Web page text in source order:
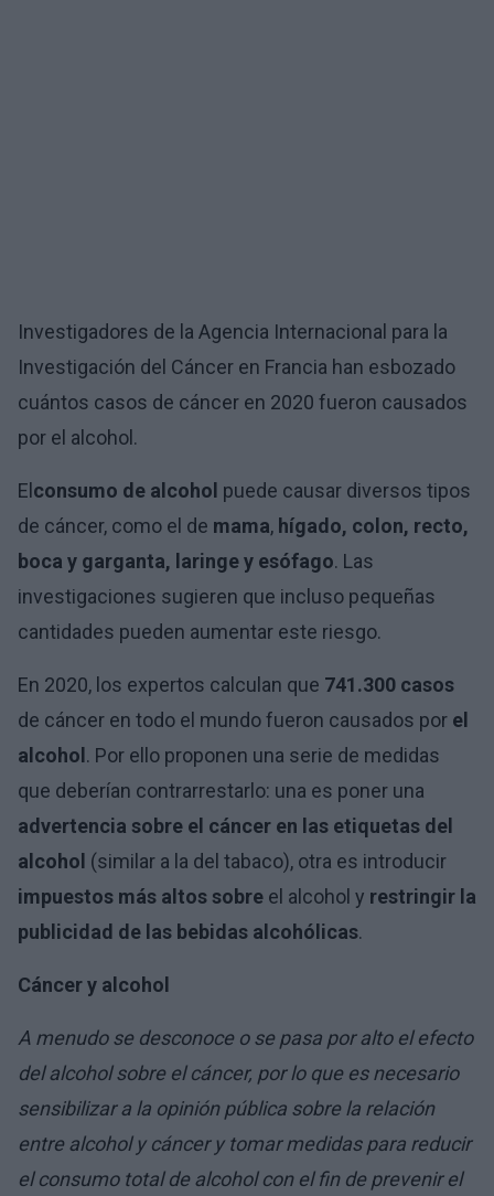
Investigadores de la Agencia Internacional para la
Investigación del Cáncer en Francia han esbozado
cuántos casos de cáncer en 2020 fueron causados
por el alcohol.
El consumo de alcohol puede causar diversos tipos
de cáncer, como el de mama, hígado, colon, recto,
boca y garganta, laringe y esófago. Las
investigaciones sugieren que incluso pequeñas
cantidades pueden aumentar este riesgo.
En 2020, los expertos calculan que 741.300 casos
de cáncer en todo el mundo fueron causados por el
alcohol . Por ello proponen una serie de medidas
que deberían contrarrestarlo: una es poner una
advertencia sobre el cáncer en las etiquetas del
alcohol (similar a la del tabaco), otra es introducir
impuestos más altos sobre el alcohol y restringir la
publicidad de las bebidas alcohólicas.
Cáncer y alcohol
A menudo se desconoce o se pasa por alto el efecto
del alcohol sobre el cáncer, por lo que es necesario
sensibilizar a la opinión pública sobre la relación
entre alcohol y cáncer y tomar medidas para reducir
el consumo total de alcohol con el fin de prevenir el